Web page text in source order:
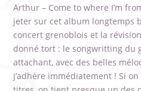
Arthur – Come to where I’m
jeter sur cet album longtemps
concert grenoblois et la
donné tort : le songwritting du
attachant, avec des belles
j’adhère immédiatement ! Si